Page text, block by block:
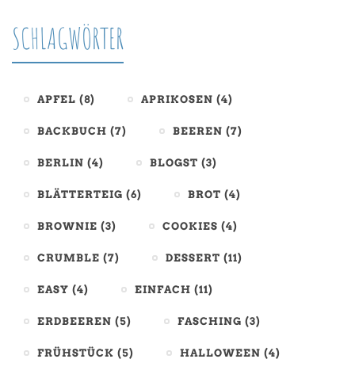
SCHLAGWÖRTER
APFEL (8) APRIKOSEN (4)
BACKBUCH (7) BEEREN (7)
BERLIN (4) BLOGST (3)
BLÄTTERTEIG (6) BROT (4)
BROWNIE (3) COOKIES (4)
CRUMBLE (7) DESSERT (11)
EASY (4) EINFACH (11)
ERDBEEREN (5) FASCHING (3)
FRÜHSTÜCK (5) HALLOWEEN (4)